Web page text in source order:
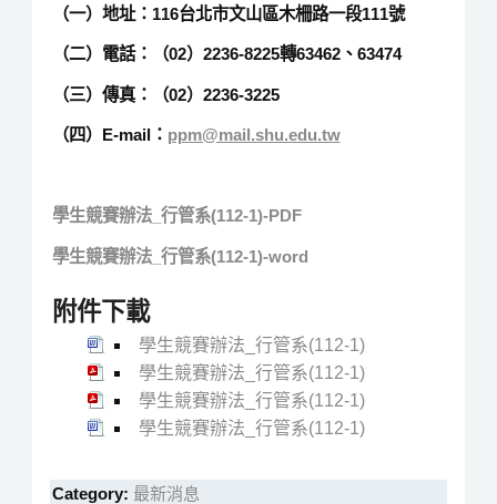
（一）地址：116台北市文山區木柵路一段111號
（二）電話：（02）2236-8225轉63462、63474
（三）傳真：（02）2236-3225
（四）E-mail： ppm@mail.shu.edu.tw
學生競賽辦法_行管系(112-1)-PDF
學生競賽辦法_行管系(112-1)-word
附件下載
學生競賽辦法_行管系(112-1)
學生競賽辦法_行管系(112-1)
學生競賽辦法_行管系(112-1)
學生競賽辦法_行管系(112-1)
Category: 最新消息